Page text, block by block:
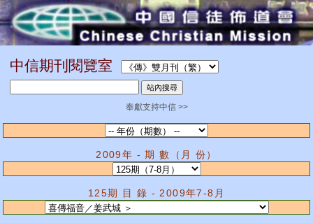
中信期刊閱覽室
奉獻支持中信 >>
2009年 - 期 數（月 份）
125期 目 錄 - 2009年7-8月